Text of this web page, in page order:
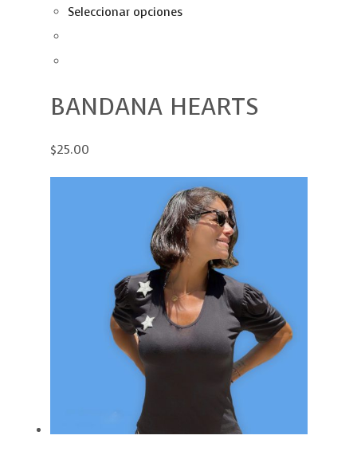
Seleccionar opciones
BANDANA HEARTS
$25.00